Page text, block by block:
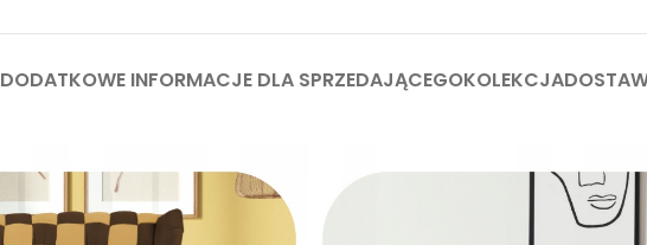
DODATKOWE INFORMACJE DLA SPRZEDAJĄCEGOKOLEKCJA